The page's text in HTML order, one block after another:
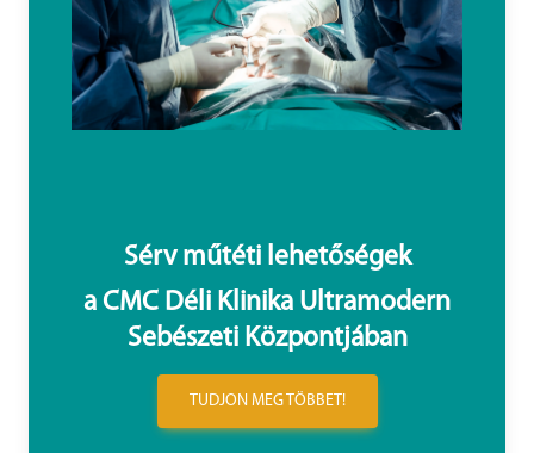
Sérv műtéti lehetőségek
a CMC Déli Klinika Ultramodern
Sebészeti Központjában
TUDJON MEG TÖBBET!